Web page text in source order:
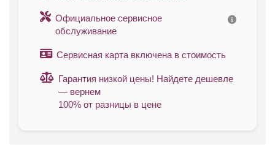
Официальное сервисное
обслуживание
Сервисная карта включена в стоимость
Гарантия низкой цены! Найдете дешевле
— вернем
100% от разницы в цене